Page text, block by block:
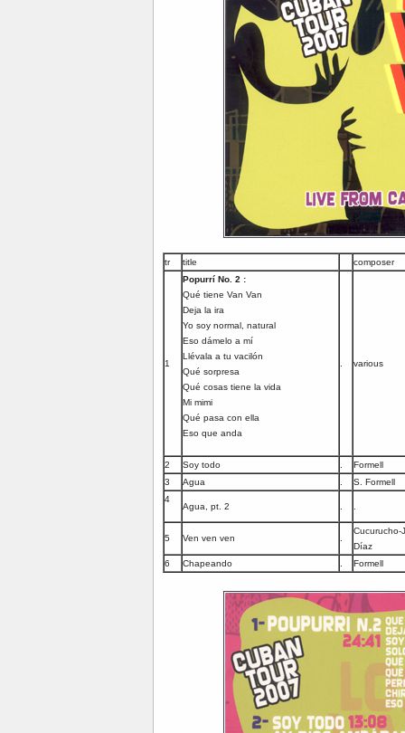
tr title composer
1
Popurrí No. 2 :
Qué tiene Van Van
Deja la ira
Yo soy normal, natural
Eso dámelo a mí
Llévala a tu vacilón
Qué sorpresa
Qué cosas tiene la vida
Mi mimi
Qué pasa con ella
Eso que anda
various
2 Soy todo
Formell
3
Agua
S. Formell
4
Agua, pt. 2
5 Ven ven ven
Cucurucho-
Díaz
6
Chapeando Formell